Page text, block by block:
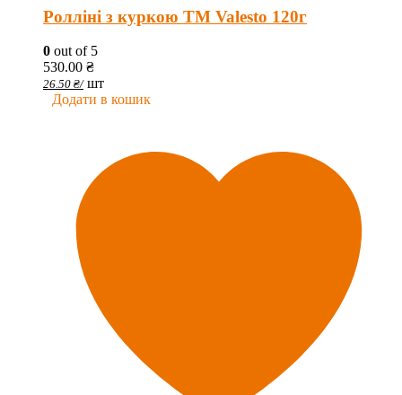
Ролліні з куркою TM Valesto 120г
0 out of 5
530.00 ₴
26.50 ₴/ шт
Додати в кошик